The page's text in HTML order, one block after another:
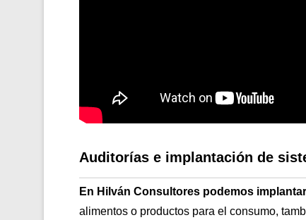
Auditorías e implantación de
En Hilván Consultores podemos
alimentos o productos para el consumo,